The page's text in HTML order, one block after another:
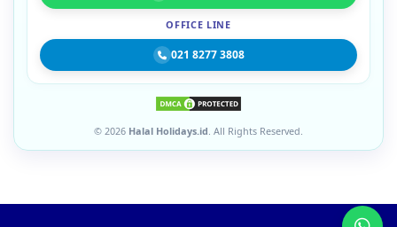
OFFICE LINE
021 8277 3808
© 2026 Halal Holidays.id . All Rights Reserved.